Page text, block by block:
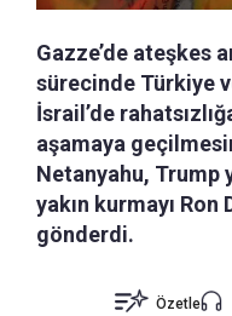
Gazze’de ateşkes
sürecinde Türkiye
İsrail’de
aşamaya
Netanyahu,
yakın kurmayı Ron
gönderdi.
Özetle